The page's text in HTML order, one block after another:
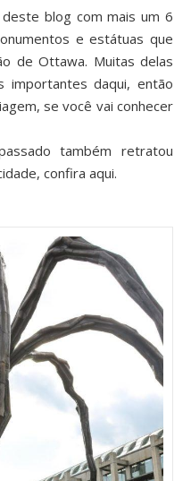
blog com mais um 6
e estátuas que
de Ottawa. Muitas delas
importantes daqui, então
se você vai conhecer
também retratou
confira aqui.